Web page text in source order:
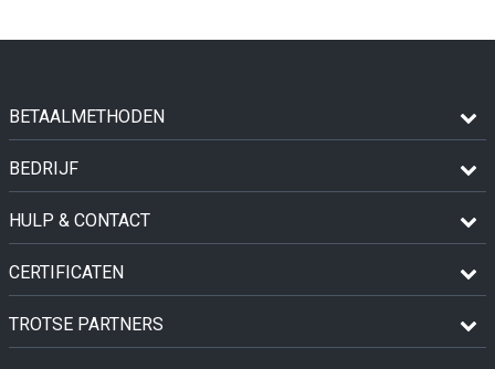
BETAALMETHODEN
BEDRIJF
HULP & CONTACT
CERTIFICATEN
TROTSE PARTNERS